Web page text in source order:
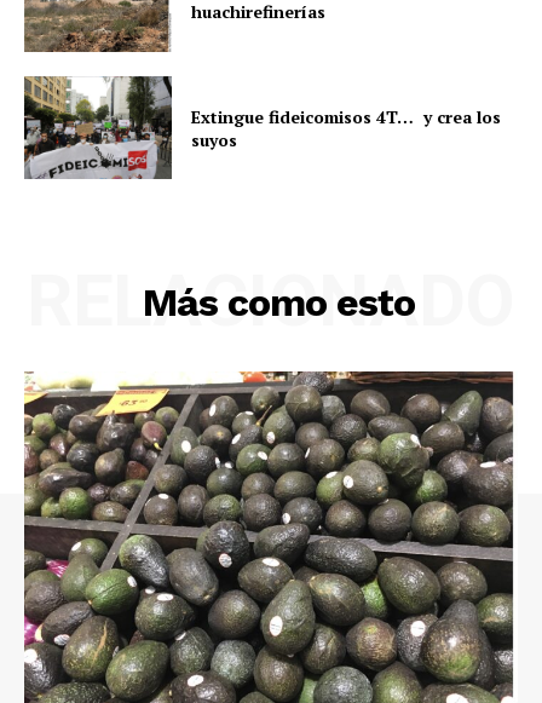
huachirefinerías
Extingue fideicomisos 4T… y crea los
suyos
Más como esto
RELACIONADO